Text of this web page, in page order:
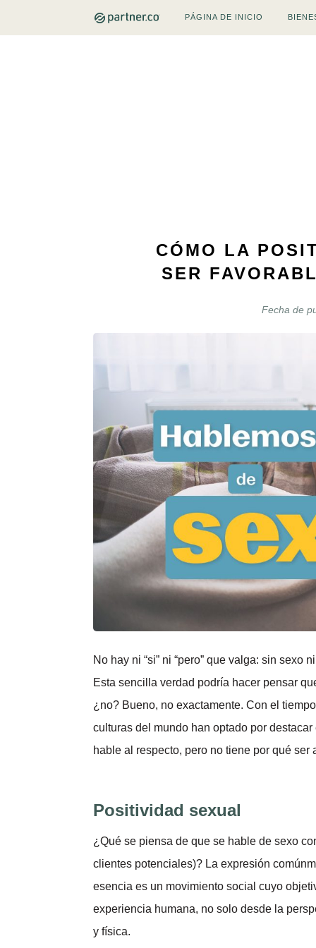
PÁGINA DE INICIO
CÓMO LA
SER
Fecha de
No hay ni “si” ni “pero” que valga: sin
Esta sencilla verdad podría hacer pensar
¿no? Bueno, no exactamente. Con el
culturas del mundo han optado por
hable al respecto, pero no tiene por qué ser
Positividad sexual
¿Qué se piensa de que se hable de sexo
clientes potenciales)? La expresión
esencia es un movimiento social cuyo
experiencia humana, no solo desde la
y física.